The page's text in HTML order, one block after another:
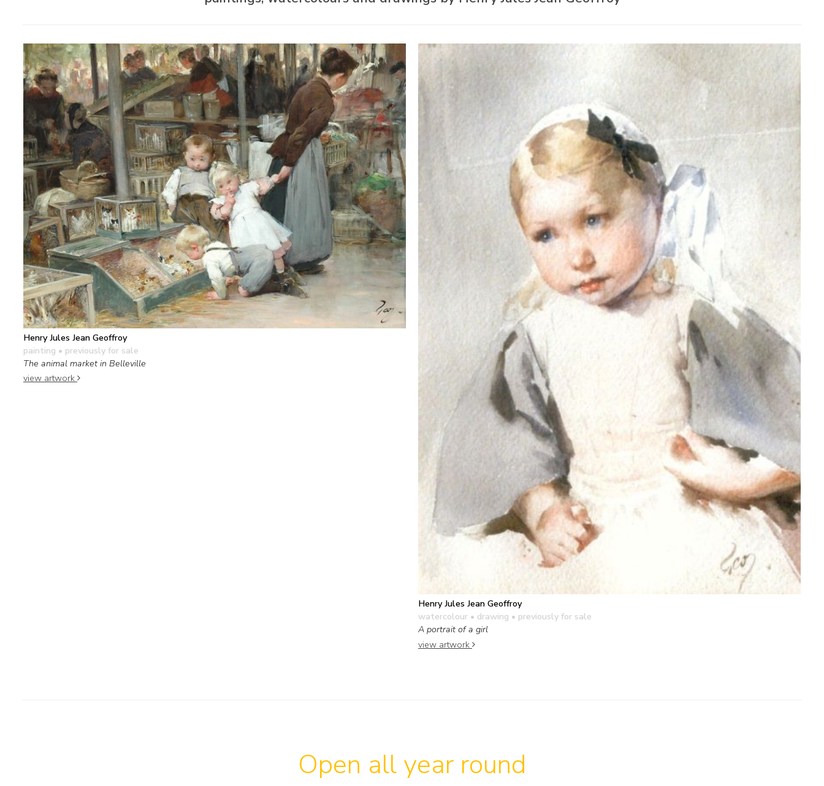
Henry Jules Jean Geoffroy
painting • previously for sale
The animal market in Belleville
view artwork
Henry Jules Jean Geoffroy
watercolour • drawing • previously for sale
A portrait of a girl
view artwork
Open all year round